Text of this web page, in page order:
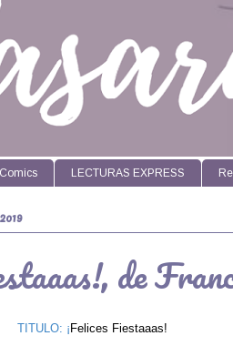
Comics LECTURAS EXPRESS
de
TITULO: ¡ Felices Fiestaaas!